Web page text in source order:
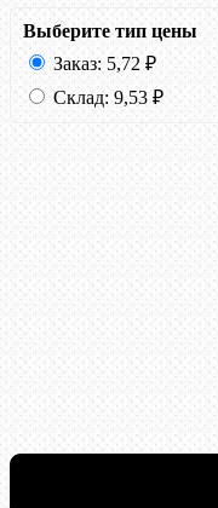
Выберите тип цены
Заказ: 5,72 ₽
Склад: 9,53 ₽